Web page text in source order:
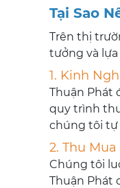
Tại Sao
Trên thị
tưởng và
1. Kinh
Thuận Phát
quy trình
chúng tôi tự
2. Thu
Chúng tôi
Thuận Phát